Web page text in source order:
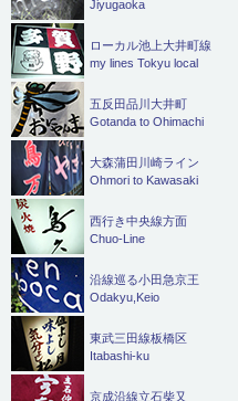
Jiyugaoka
ローカル池上大井町線
my lines Tokyu local
五反田品川大井町
Gotanda to Ohimachi
大森蒲田川崎ライン
Ohmori to Kawasaki
西行き中央線方面
Chuo-Line
沿線巡る小田急京王
Odakyu,Keio
東武三田線板橋区
Itabashi-ku
京成沿線立石柴又